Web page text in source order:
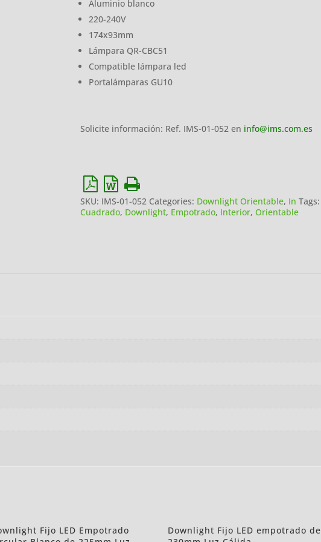
Aluminio blanco
220-240V
174x93mm
Lámpara QR-CBC51
Compatible lámpara led
Portalámparas GU10
Solicite información: Ref. IMS-01-052 en info@ims.com.es
SKU: IMS-01-052 Categories: Downlight Orientable, In Tags:
Cuadrado, Downlight, Empotrado, Interior, Orientable
Fijo LED Empotrado
Downlight Fijo LED empotrado de